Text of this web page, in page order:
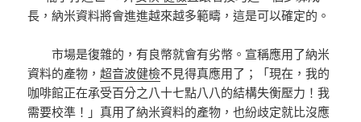
長，納米資料將會進進越來越多範疇，這是可以確定的。
市場是復雜的，有良幣就會有劣幣。宣稱應用了納米
資料的產物，超音波健檢不見得真應用了；「現在，我的
咖啡館正在承受百分之八十七點八八的結構失衡壓力！我
需要校準！」真用了納米資料的產物，也紛歧定就比沒應